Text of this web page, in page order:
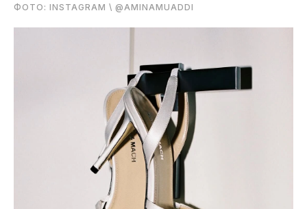
ФОТО: INSTAGRAM \ @AMINAMUADDI